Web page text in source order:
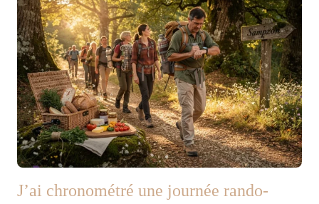
J’ai chronométré une journée rando-